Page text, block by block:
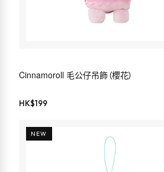
Cinnamoroll 毛公仔吊飾（櫻花）
HK$199
NEW